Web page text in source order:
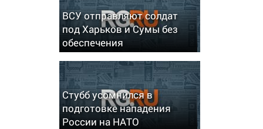
ВСУ отправляют солдат
под Харьков и Сумы без
обеспечения
Стубб усомнился в
подготовке нападения
России на НАТО